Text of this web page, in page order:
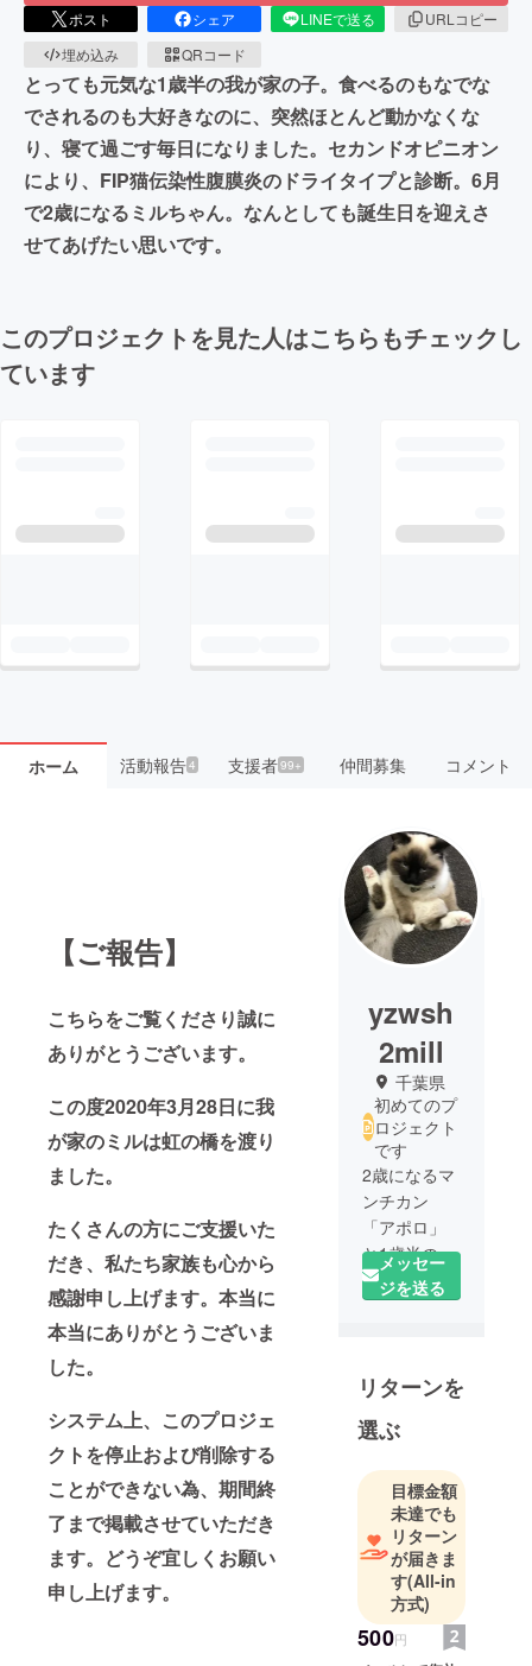
ポスト シェア LINEで送る
URLコピー
埋め込み
QRコード
とっても元気な1歳半の我が家の子。食べるのもなでな
でされるのも大好きなのに、突然ほとんど動かなくな
り、寝て過ごす毎日になりました。セカンドオピニオン
により、FIP猫伝染性腹膜炎のドライタイプと診断。6月
で2歳になるミルちゃん。なんとしても誕生日を迎えさ
せてあげたい思いです。
このプロジェクトを見た人はこちらもチェックし
ています
ホーム 活動報告4 支援者99+ 仲間募集 コメント
【ご報告】
こちらをご覧くださり誠に
ありがとうございます。
この度2020年3月28日に我
が家のミルは虹の橋を渡り
ました。
たくさんの方にご支援いた
だき、私たち家族も心から
感謝申し上げます。本当に
本当にありがとうございま
した。
システム上、このプロジェ
クトを停止および削除する
ことができない為、期間終
了まで掲載させていただき
ます。どうぞ宜しくお願い
申し上げます。
yzwsh
2mill
千葉県
初めてのプ
ロジェクト
です
2歳になるマ
ンチカン
「アポロ」
と1歳半のラ
グドールの
「ミル」と
す。
メッセー
ジを送る
リターンを
選ぶ
目標金額
未達でも
リターン
が届きま
す(All-in
方式)
500円